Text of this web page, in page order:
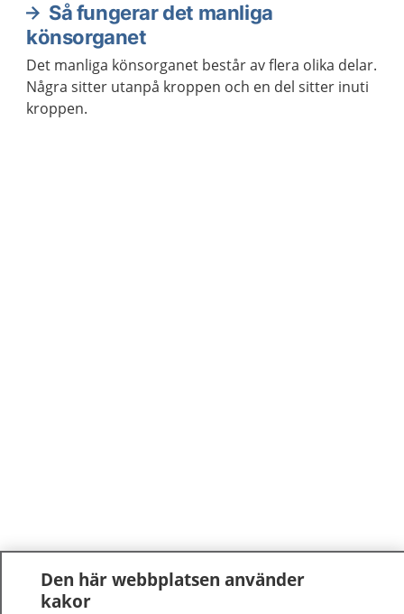
Så fungerar det manliga
könsorganet
Det manliga könsorganet består av flera olika delar.
Några sitter utanpå kroppen och en del sitter inuti
kroppen.
Den här webbplatsen använder
kakor